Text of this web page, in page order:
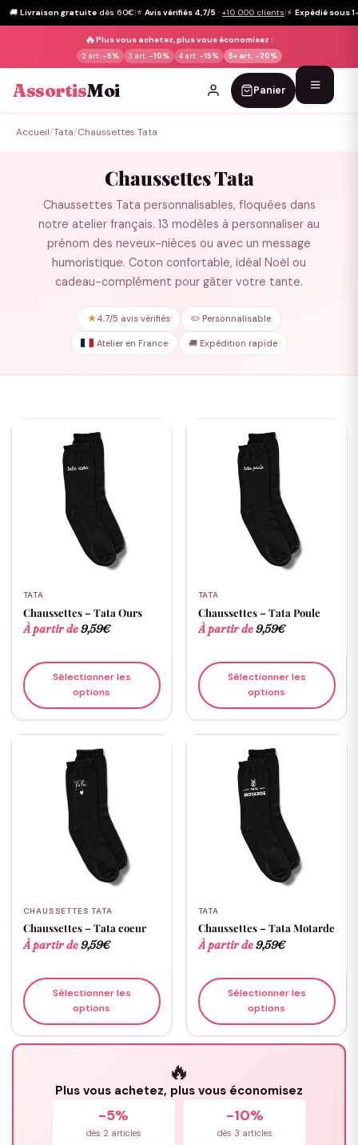
🚚 Livraison gratuite dès 60€|⭐ Avis vérifiés 4,7/5 · +10 000 clients|⚡ Expédié sous
🔥Plus vous achetez, plus vous économisez :
2 art. -5% 3 art. -10% 4 art. -15% 5+ art. -20%
AssortisMoi Panier
Accueil/Tata/Chaussettes Tata
Chaussettes Tata
Chaussettes Tata personnalisables, floquées dans
notre atelier français. 13 modèles à personnaliser au
prénom des neveux-nièces ou avec un message
humoristique. Coton confortable, idéal Noël ou
cadeau-complément pour gâter votre tante.
★4,7/5 avis vérifiés ✏️ Personnalisable
Atelier en France 🚚 Expédition rapide
TATA
Chaussettes – Tata Ours
À partir de9,59€
Sélectionner les
options
TATA
Chaussettes – Tata Poule
À partir de9,59€
Sélectionner les
options
CHAUSSETTES TATA
Chaussettes – Tata coeur
À partir de9,59€
Sélectionner les
options
TATA
Chaussettes – Tata Motarde
À partir de9,59€
Sélectionner les
options
🔥
Plus vous achetez, plus vous économisez
-5%
dès 2 articles
-10%
dès 3 articles